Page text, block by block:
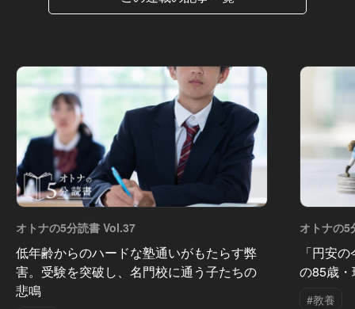
オトナの5分読書 Vol.37
低年齢からのハードな塾通いがもたらす弊
害。受験を突破し、名門校に通う子たちの
悲鳴
オトナの5
「円安
の85歳
#教養